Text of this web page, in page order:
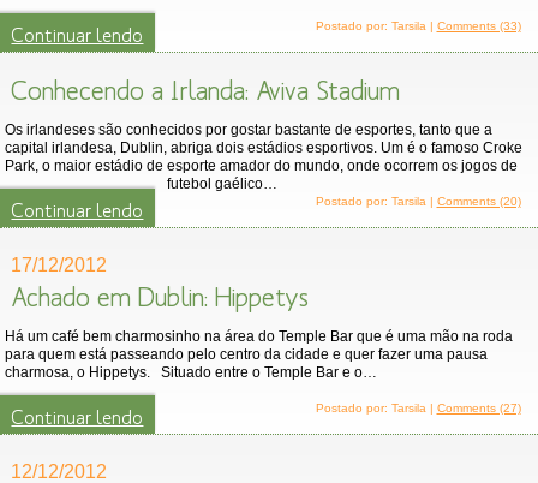
Continuar lendo Postado por: Tarsila | Comments (33)
Conhecendo a Irlanda: Aviva Stadium
Os irlandeses são conhecidos por gostar bastante de esportes, tanto que a
capital irlandesa, Dublin, abriga dois estádios esportivos. Um é o famoso Croke
Park, o maior estádio de esporte amador do mundo, onde ocorrem os jogos de
futebol gaélico…
Continuar lendo Postado por: Tarsila | Comments (20)
17/12/2012
Achado em Dublin: Hippetys
Há um café bem charmosinho na área do Temple Bar que é uma mão na roda
para quem está passeando pelo centro da cidade e quer fazer uma pausa
charmosa, o Hippetys. Situado entre o Temple Bar e o…
Continuar lendo Postado por: Tarsila | Comments (27)
12/12/2012